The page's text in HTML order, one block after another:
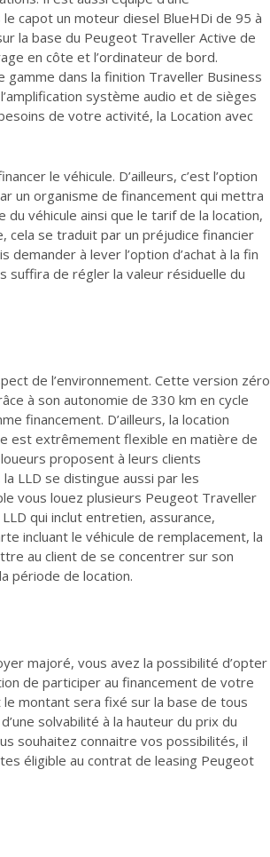
capot un moteur diesel BlueHDi de 95 à
la base du Peugeot Traveller Active de
en côte et l’ordinateur de bord.
dans la finition Traveller Business
système audio et de sièges
de votre activité, la Location avec
le véhicule. D’ailleurs, c’est l’option
un organisme de financement qui mettra
véhicule ainsi que le tarif de la location,
cela se traduit par un préjudice financier
à lever l’option d’achat à la fin
suffira de régler la valeur résiduelle du
de l’environnement. Cette version zéro
à son autonomie de 330 km en cycle
financement. D’ailleurs, la location
est extrêmement flexible en matière de
proposent à leurs clients
LLD se distingue aussi par les
vous louez plusieurs Peugeot Traveller
qui inclut entretien, assurance,
incluant le véhicule de remplacement, la
au client de se concentrer sur son
période de location.
majoré, vous avez la possibilité d’opter
de participer au financement de votre
montant sera fixé sur la base de tous
solvabilité à la hauteur du prix du
souhaitez connaitre vos possibilités, il
éligible au contrat de leasing Peugeot